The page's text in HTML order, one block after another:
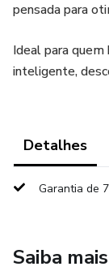
pensada para
Ideal para
inteligente,
Detalhes
Garantia de
Saiba